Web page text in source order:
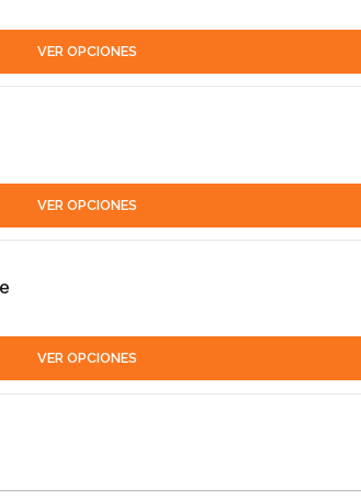
VER OPCIONES
VER OPCIONES
VER OPCIONES